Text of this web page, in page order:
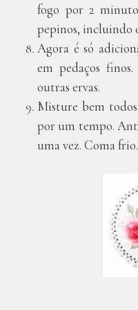
fogo por 2
pepinos, incluindo
Agora é só
em pedaços
outras ervas.
Misture bem
por um tempo.
uma vez. Coma frio.